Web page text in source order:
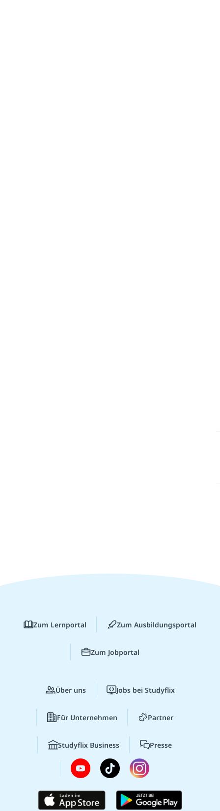
Zum Lernportal Zum Ausbildungsportal
Zum Jobportal
Über uns Jobs bei Studyflix
Für Unternehmen Partner
Studyflix Business Presse